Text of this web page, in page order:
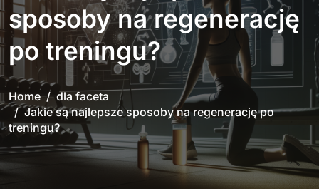
sposoby na regenerację
po treningu?
Home
dla faceta
Jakie są najlepsze sposoby na regenerację po
treningu?